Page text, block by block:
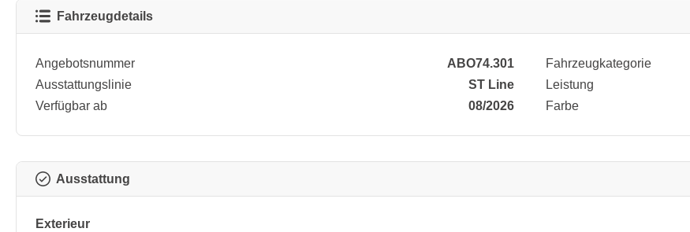
Fahrzeugdetails
Angebotsnummer
ABO74.301
Ausstattungslinie
ST Line
Verfügbar ab
08/2026
Fahrzeugkategorie
Leistung
Farbe
Ausstattung
Exterieur